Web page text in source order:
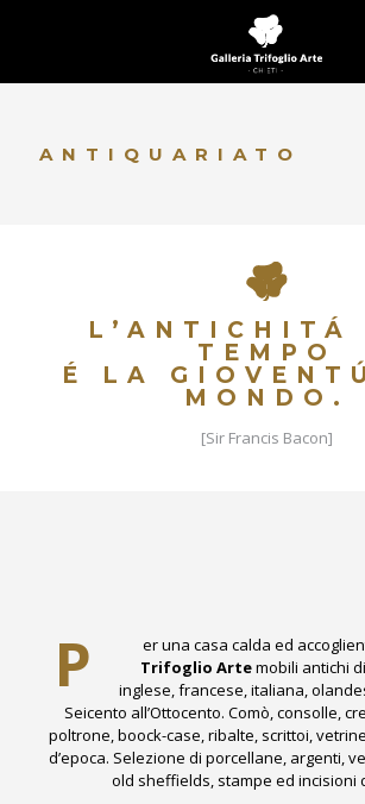
ANTIQUARIATO
L’ANTICHITÁ
TEMPO
É LA
MONDO.
[Sir Francis Bacon]
P er una casa calda ed
Trifoglio Artemobili antichi
inglese, francese, italiana,
Seicento all’Ottocento. Comò, consolle,
poltrone, boock-case, ribalte, scrittoi,
d’epoca. Selezione di porcellane, argenti,
old sheffields, stampe ed incisioni